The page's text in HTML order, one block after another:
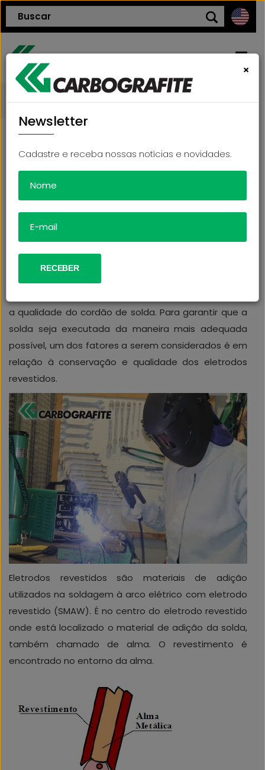
PRODUTOS
SUSTENTABILIDADE
ATENDIMENTO
Blog
VANTAGENS DA UTILIZAÇÃO DE FORNOS
E ESTUFAS EM PROCESSOS DE
SOLDAGEM À ARCO ELÉTRICO COM
ELETRODO REVESTIDO
02/06/2021
a qualidade do cordão de solda. Para garantir que a
solda seja executada da maneira mais adequada
possível, um dos fatores a serem considerados é em
relação à conservação e qualidade dos eletrodos
revestidos.
Eletrodos revestidos são materiais de adição
utilizados na soldagem à arco elétrico com eletrodo
revestido (SMAW). É no centro do eletrodo revestido
onde está localizado o material de adição da solda,
também chamado de alma. O revestimento é
encontrado no entorno da alma.
×
Newsletter
Cadastre e receba nossas notícias e novidades.